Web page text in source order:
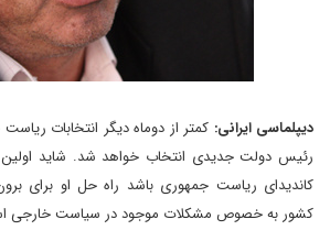
دیپلماسی ایرانی: کمتر از دوماه دیگر انتخابات
رئیس دولت جدیدی انتخاب خواهد شد. شاید
کاندیدای ریاست جمهوری باشد راه حل او برای
کشور به خصوص مشکلات موجود در سیاست خارجی